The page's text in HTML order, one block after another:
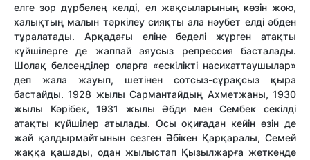
елге зор дүрбелең келді, ел жақсыларының көзін жою,
халықтың малын тәркілеу сияқты ала нәубет елді әбден
тұралатады. Арқадағы еліне беделі жүрген атақты
күйшілерге де жаппай аяусыз репрессия басталады.
Шолақ белсенділер оларға «ескілікті насихаттаушылар»
деп жала жауып, шетінен сотсыз-сұрақсыз қыра
бастайды. 1928 жылы Сармантайдың Ахметжаны, 1930
жылы Кәрібек, 1931 жылы Әбди мен Сембек секілді
атақты күйшілер атылады. Осы оқиғадан кейін өзін де
жай қалдырмайтынын сезген Әбікен Қарқаралы, Семей
жаққа қашады, одан жылыстап Қызылжарға жеткенде